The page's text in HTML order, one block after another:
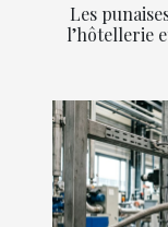
Les
l’hôtellerie